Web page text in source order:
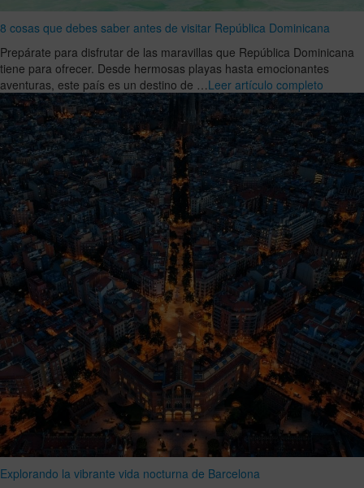
8 cosas que debes saber antes de visitar República Dominicana
Prepárate para disfrutar de las maravillas que República Dominicana
tiene para ofrecer. Desde hermosas playas hasta emocionantes
aventuras, este país es un destino de …Leer artículo completo
Explorando la vibrante vida nocturna de Barcelona